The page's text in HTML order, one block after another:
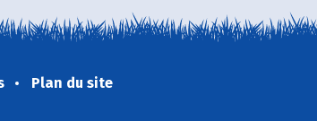
Plan du site